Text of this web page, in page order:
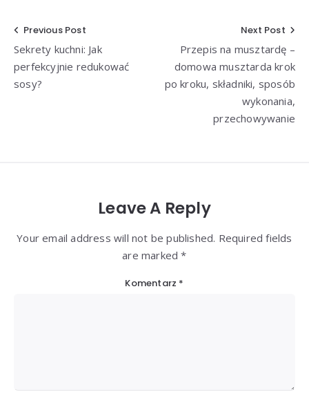
Nawigacja
wpisu
Previous Post
Sekrety kuchni: Jak
perfekcyjnie redukować
sosy?
Next Post
Przepis na musztardę –
domowa musztarda krok
po kroku, składniki, sposób
wykonania,
przechowywanie
Leave A Reply
Your email address will not be published. Required fields
are marked *
Komentarz *